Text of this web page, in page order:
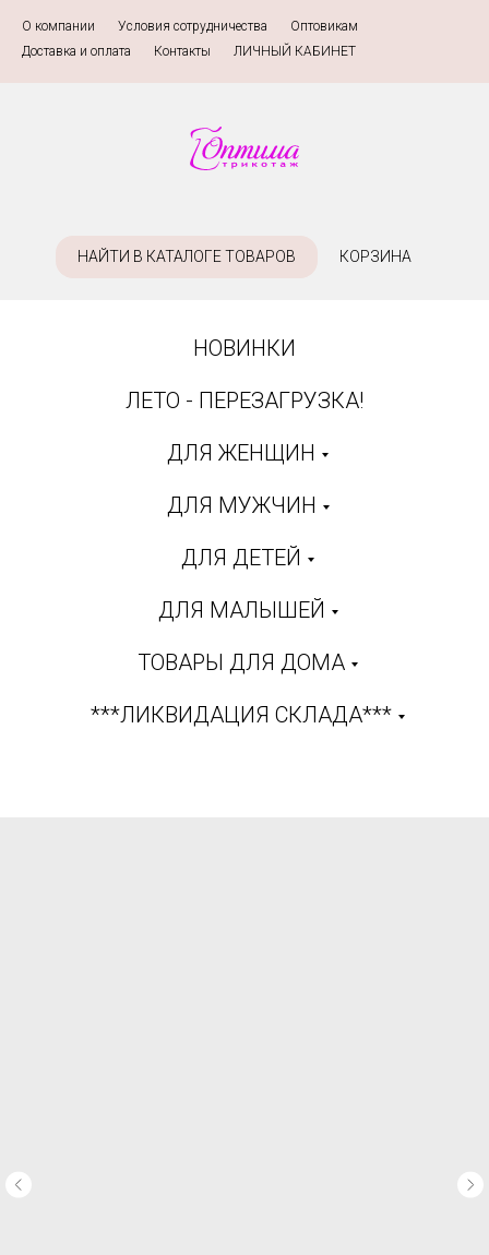
О компании Условия сотрудничества Оптовикам
Доставка и оплата
Контакты ЛИЧНЫЙ КАБИНЕТ
НАЙТИ В КАТАЛОГЕ ТОВАРОВ КОРЗИНА
НОВИНКИ
ЛЕТО - ПЕРЕЗАГРУЗКА!
ДЛЯ ЖЕНЩИН
ДЛЯ МУЖЧИН
ДЛЯ ДЕТЕЙ
ДЛЯ МАЛЫШЕЙ
ТОВАРЫ ДЛЯ ДОМА
***ЛИКВИДАЦИЯ СКЛАДА***